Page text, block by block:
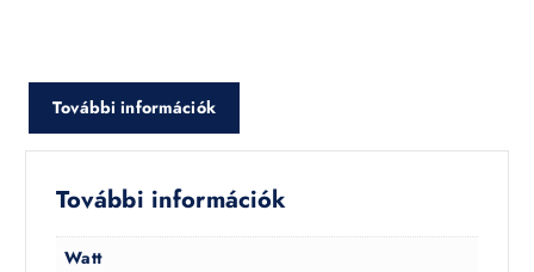
További információk
További információk
Watt